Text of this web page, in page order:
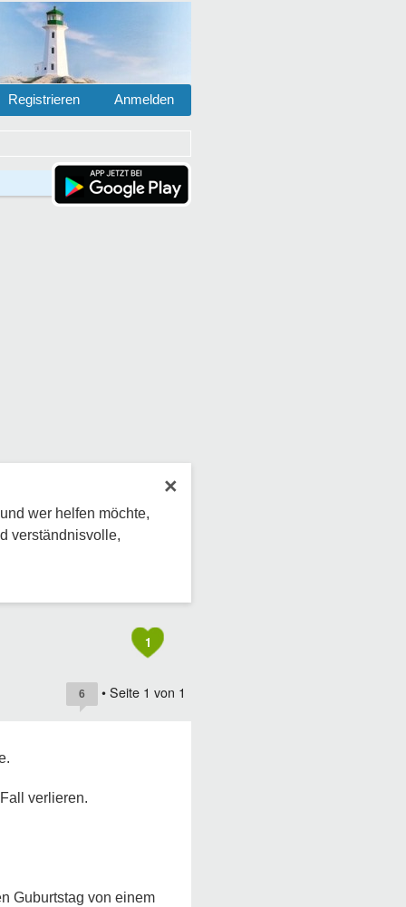
Anmelden
Registrieren
×
wer helfen möchte,
verständnisvolle,
1
6 • Seite 1 von 1
verlieren.
Guburtstag von einem